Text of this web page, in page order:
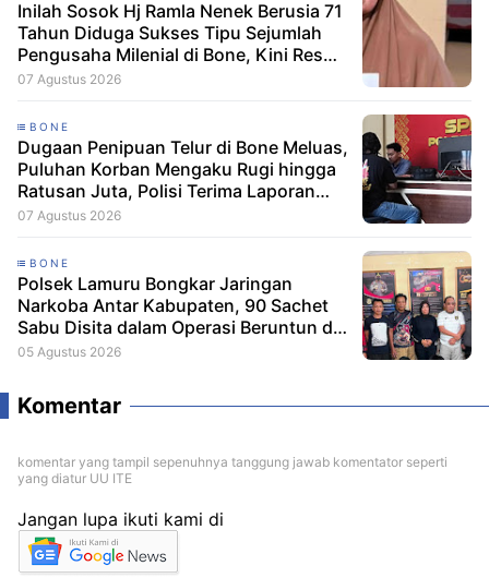
Inilah Sosok Hj Ramla Nenek Berusia 71
Tahun Diduga Sukses Tipu Sejumlah
Pengusaha Milenial di Bone, Kini Resmi
Dilaporkan Dengan Kerugian Korban
07 Agustus 2026
BONE
Dugaan Penipuan Telur di Bone Meluas,
Puluhan Korban Mengaku Rugi hingga
Ratusan Juta, Polisi Terima Laporan
Resmi
07 Agustus 2026
BONE
Polsek Lamuru Bongkar Jaringan
Narkoba Antar Kabupaten, 90 Sachet
Sabu Disita dalam Operasi Beruntun di
Bone dan Soppeng
05 Agustus 2026
Komentar
komentar yang tampil sepenuhnya tanggung jawab komentator seperti
yang diatur UU ITE
Jangan lupa ikuti kami di